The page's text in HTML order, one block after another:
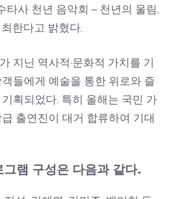
타사 천년 음악회 – 천년의 울림,
한다고 밝혔다.
지닌 역사적·문화적 가치를 기
들에게 예술을 통한 위로와 즐
획되었다. 특히 올해는 국민 가
출연진이 대거 합류하여 기대
램 구성은 다음과 같다.